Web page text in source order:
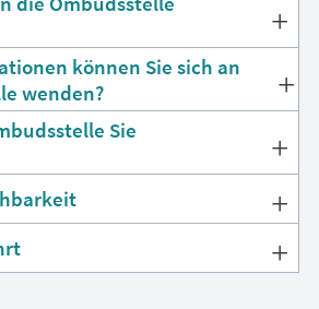
können Sie sich an
wenden?
Sie